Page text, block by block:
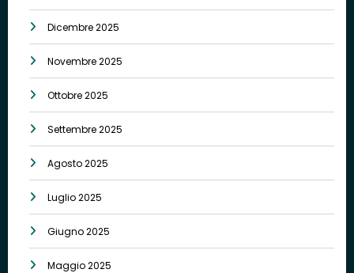
Dicembre 2025
Novembre 2025
Ottobre 2025
Settembre 2025
Agosto 2025
Luglio 2025
Giugno 2025
Maggio 2025